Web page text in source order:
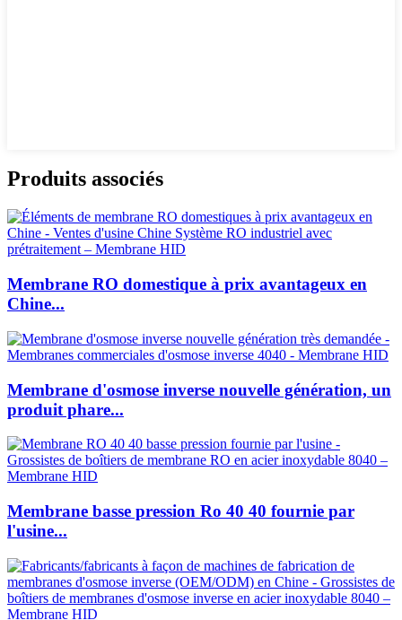
Produits associés
Membrane RO domestique à prix avantageux en
Chine...
Membrane d'osmose inverse nouvelle génération, un
produit phare...
Membrane basse pression Ro 40 40 fournie par
l'usine...